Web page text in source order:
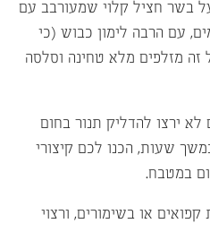
בשר חציל קלוי שמעורבב עם
עם הרבה לימון כבוש (כי
זה מזלפים מלא טחינה וסלסה
לא ירצו להדליק תנור בחום
שעות, הכנו לכם קיצורי
במטבח.
קפואים או בשימורים, ורצוי